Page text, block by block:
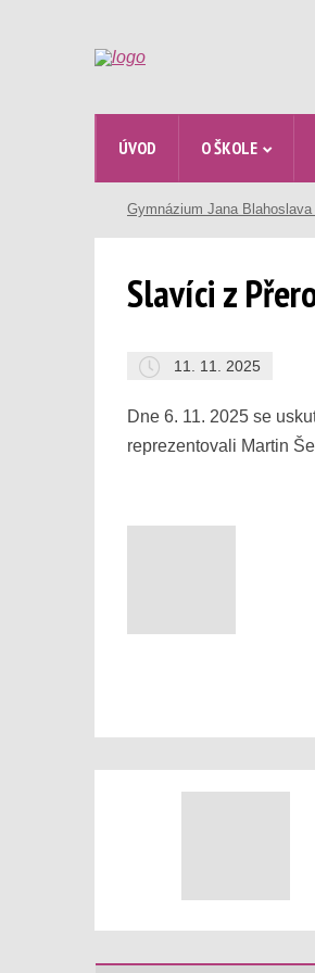
ÚVOD O ŠKOLE
Gymnázium Jana
Slavíci z
11. 11. 2025
Dne 6. 11. 2025 se
reprezentovali Martin